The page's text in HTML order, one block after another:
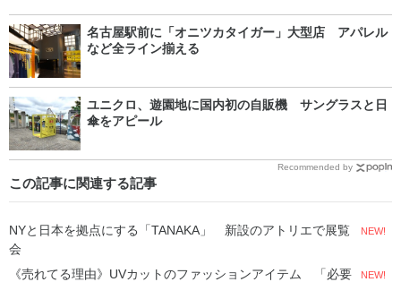
名古屋駅前に「オニツカタイガー」大型店 アパレル
など全ライン揃える
ユニクロ、遊園地に国内初の自販機 サングラスと日
傘をアピール
Recommended by
この記事に関連する記事
NYと日本を拠点にする「TANAKA」 新設のアトリエで展覧
会
NEW!
《売れてる理由》UVカットのファッションアイテム 「必要
NEW!